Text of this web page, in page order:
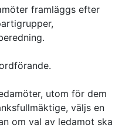
framläggs efter
utom för dem
väljs en
om val av ledamot ska